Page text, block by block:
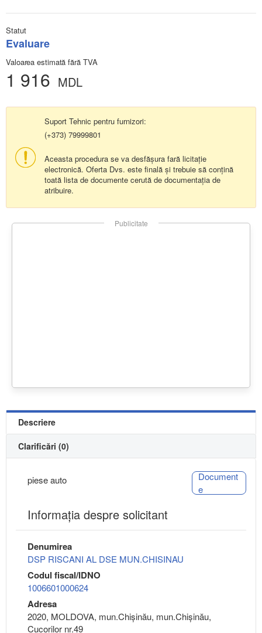
Statut
Evaluare
Valoarea estimată fără TVA
1 916 MDL
Suport Tehnic pentru furnizori:
(+373) 79999801
Aceasta procedura se va desfășura fară licitație
electronică. Oferta Dvs. este finală și trebuie să conțină
toată lista de documente cerută de documentația de
atribuire.
Publicitate
Descriere
Clarificări (0)
piese auto
Document
e
Informaţia despre solicitant
Denumirea
DSP RISCANI AL DSE MUN.CHISINAU
Codul fiscal/IDNO
1006601000624
Adresa
2020, MOLDOVA, mun.Chişinău, mun.Chişinău,
Cucorilor nr.49